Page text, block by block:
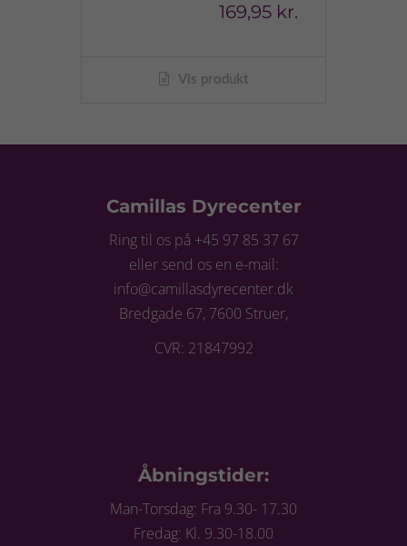
169,95 kr.
Vis produkt
Camillas Dyrecenter
Ring til os på +45 97 85 37 67
eller send os en e-mail:
info@camillasdyrecenter.dk
Bredgade 67, 7600 Struer,
CVR: 21847992
Åbningstider:
Man-Torsdag: Fra 9.30- 17.30
Fredag: Kl. 9.30-18.00